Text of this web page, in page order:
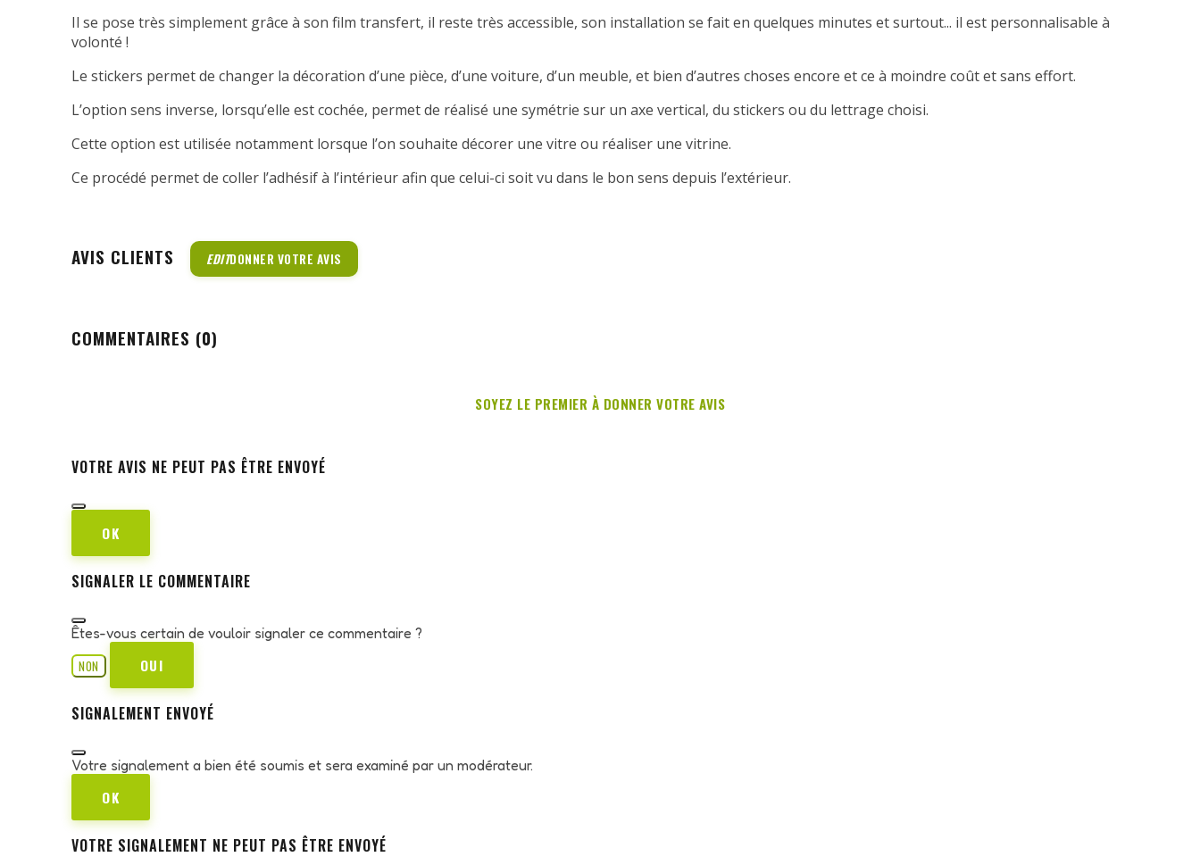
Il se pose très simplement grâce à son film transfert, il reste très accessible, son installation se fait en quelques minutes et surtout... il est personnalisable à
volonté !
Le stickers permet de changer la décoration d’une pièce, d’une voiture, d’un meuble, et bien d’autres choses encore et ce à moindre coût et sans effort.
L’option sens inverse, lorsqu’elle est cochée, permet de réalisé une symétrie sur un axe vertical, du stickers ou du lettrage choisi.
Cette option est utilisée notamment lorsque l’on souhaite décorer une vitre ou réaliser une vitrine.
Ce procédé permet de coller l’adhésif à l’intérieur afin que celui-ci soit vu dans le bon sens depuis l’extérieur.
AVIS CLIENTS EDITDONNER VOTRE AVIS
COMMENTAIRES (0)
SOYEZ LE PREMIER À DONNER VOTRE AVIS
VOTRE AVIS NE PEUT PAS ÊTRE ENVOYÉ
OK
SIGNALER LE COMMENTAIRE
Êtes-vous certain de vouloir signaler ce commentaire ?
NON
OUI
SIGNALEMENT ENVOYÉ
Votre signalement a bien été soumis et sera examiné par un modérateur.
OK
VOTRE SIGNALEMENT NE PEUT PAS ÊTRE ENVOYÉ